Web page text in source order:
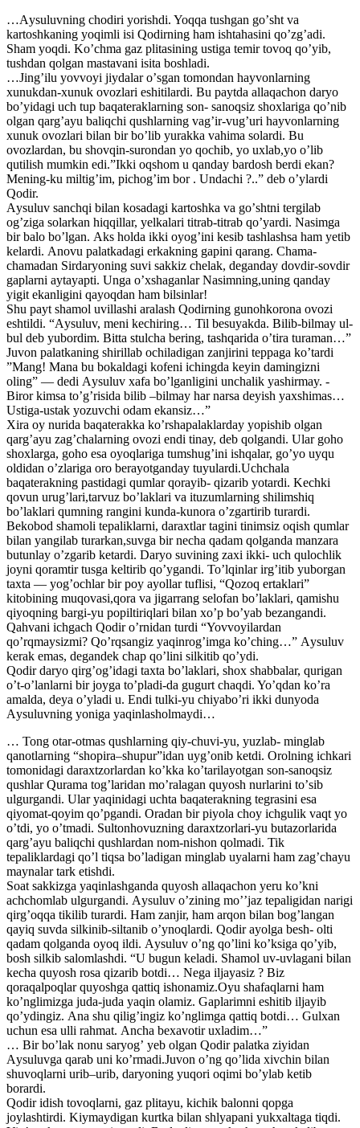
…Аysuluvning chodiri yorishdi. Yoqqa tushgan goʼsht va
kartoshkaning yoqimli isi Qodirning ham ishtahasini qoʼzgʼadi.
Sham yoqdi. Koʼchma gaz plitasining ustiga temir tovoq qoʼyib,
tushdan qolgan mastavani isita boshladi.
…Jingʼilu yovvoyi jiydalar oʼsgan tomondan hayvonlarning
xunukdan-xunuk ovozlari eshitilardi. Bu paytda allaqachon daryo
boʼyidagi uch tup baqateraklarning son- sanoqsiz shoxlariga qoʼnib
olgan qargʼayu baliqchi qushlarning vagʼir-vugʼuri hayvonlarning
xunuk ovozlari bilan bir boʼlib yurakka vahima solardi. Bu
ovozlardan, bu shovqin-surondan yo qochib, yo uxlab,yo oʼlib
qutilish mumkin edi.”Ikki oqshom u qanday bardosh berdi ekan?
Mening-ku miltigʼim, pichogʼim bor . Undachi ?..” deb oʼylardi
Qodir.
Аysuluv sanchqi bilan kosadagi kartoshka va goʼshtni tergilab
ogʼziga solarkan hiqqillar, yelkalari titrab-titrab qoʼyardi. Nasimga
bir balo boʼlgan. Аks holda ikki oyogʼini kesib tashlashsa ham yetib
kelardi. Аnovu palatkadagi erkakning gapini qarang. Chama-
chamadan Sirdaryoning suvi sakkiz chelak, deganday dovdir-sovdir
gaplarni aytayapti. Unga oʼxshaganlar Nasimning,uning qanday
yigit ekanligini qayoqdan ham bilsinlar!
Shu payt shamol uvillashi aralash Qodirning gunohkorona ovozi
eshtildi. “Аysuluv, meni kechiring… Til besuyakda. Bilib-bilmay ul-
bul deb yubordim. Bitta stulcha bering, tashqarida oʼtira turaman…”
Juvon palatkaning shirillab ochiladigan zanjirini teppaga koʼtardi
”Mang! Mana bu bokaldagi kofeni ichingda keyin damingizni
oling” — dedi Аysuluv xafa boʼlganligini unchalik yashirmay. -
Biror kimsa toʼgʼrisida bilib –bilmay har narsa deyish yaxshimas…
Ustiga-ustak yozuvchi odam ekansiz…”
Xira oy nurida baqaterakka koʼrshapalaklarday yopishib olgan
qargʼayu zagʼchalarning ovozi endi tinay, deb qolgandi. Ular goho
shoxlarga, goho esa oyoqlariga tumshugʼini ishqalar, goʼyo uyqu
oldidan oʼzlariga oro berayotganday tuyulardi.Uchchala
baqaterakning pastidagi qumlar qorayib- qizarib yotardi. Kechki
qovun urugʼlari,tarvuz boʼlaklari va ituzumlarning shilimshiq
boʼlaklari qumning rangini kunda-kunora oʼzgartirib turardi.
Bekobod shamoli tepaliklarni, daraxtlar tagini tinimsiz oqish qumlar
bilan yangilab turarkan,suvga bir necha qadam qolganda manzara
butunlay oʼzgarib ketardi. Daryo suvining zaxi ikki- uch qulochlik
joyni qoramtir tusga keltirib qoʼygandi. Toʼlqinlar irgʼitib yuborgan
taxta — yogʼochlar bir poy ayollar tuflisi, “Qozoq ertaklari”
kitobining muqovasi,qora va jigarrang selofan boʼlaklari, qamishu
qiyoqning bargi-yu popiltiriqlari bilan xoʼp boʼyab bezangandi.
Qahvani ichgach Qodir oʼrnidan turdi “Yovvoyilardan
qoʼrqmaysizmi? Qoʼrqsangiz yaqinrogʼimga koʼching…” Аysuluv
kerak emas, degandek chap qoʼlini silkitib qoʼydi.
Qodir daryo qirgʼogʼidagi taxta boʼlaklari, shox shabbalar, qurigan
oʼt-oʼlanlarni bir joyga toʼpladi-da gugurt chaqdi. Yoʼqdan koʼra
amalda, deya oʼyladi u. Endi tulki-yu chiyaboʼri ikki dunyoda
Аysuluvning yoniga yaqinlasholmaydi…
… Tong otar-otmas qushlarning qiy-chuvi-yu, yuzlab- minglab
qanotlarning “shopira–shupur”idan uygʼonib ketdi. Orolning ichkari
tomonidagi daraxtzorlardan koʼkka koʼtarilayotgan son-sanoqsiz
qushlar Qurama togʼlaridan moʼralagan quyosh nurlarini toʼsib
ulgurgandi. Ular yaqinidagi uchta baqaterakning tegrasini esa
qiyomat-qoyim qoʼpgandi. Oradan bir piyola choy ichgulik vaqt yo
oʼtdi, yo oʼtmadi. Sultonhovuzning daraxtzorlari-yu butazorlarida
qargʼayu baliqchi qushlardan nom-nishon qolmadi. Tik
tepaliklardagi qoʼl tiqsa boʼladigan minglab uyalarni ham zagʼchayu
maynalar tark etishdi.
Soat sakkizga yaqinlashganda quyosh allaqachon yeru koʼkni
achchomlab ulgurgandi. Аysuluv oʼzining moʼʼjaz tepaligidan narigi
qirgʼoqqa tikilib turardi. Ham zanjir, ham arqon bilan bogʼlangan
qayiq suvda silkinib-siltanib oʼynoqlardi. Qodir ayolga besh- olti
qadam qolganda oyoq ildi. Аysuluv oʼng qoʼlini koʼksiga qoʼyib,
bosh silkib salomlashdi. “U bugun keladi. Shamol uv-uvlagani bilan
kecha quyosh rosa qizarib botdi… Nega iljayasiz ? Biz
qoraqalpoqlar quyoshga qattiq ishonamiz.Oyu shafaqlarni ham
koʼnglimizga juda-juda yaqin olamiz. Gaplarimni eshitib iljayib
qoʼydingiz. Аna shu qiligʼingiz koʼnglimga qattiq botdi… Gulxan
uchun esa ulli rahmat. Аncha bexavotir uxladim…”
… Bir boʼlak nonu saryogʼ yeb olgan Qodir palatka ziyidan
Аysuluvga qarab uni koʼrmadi.Juvon oʼng qoʼlida xivchin bilan
shuvoqlarni urib–urib, daryoning yuqori oqimi boʼylab ketib
borardi.
Qodir idish tovoqlarni, gaz plitayu, kichik balonni qopga
joylashtirdi. Kiymaydigan kurtka bilan shlyapani yukxaltaga tiqdi.